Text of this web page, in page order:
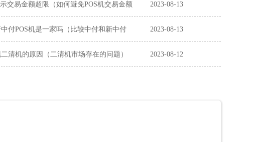
交易金额超限（如何避免POS机交易金额 2023-08-13
付POS机是一家吗（比较中付和新中付 2023-08-13
清机的原因（二清机市场存在的问题） 2023-08-12